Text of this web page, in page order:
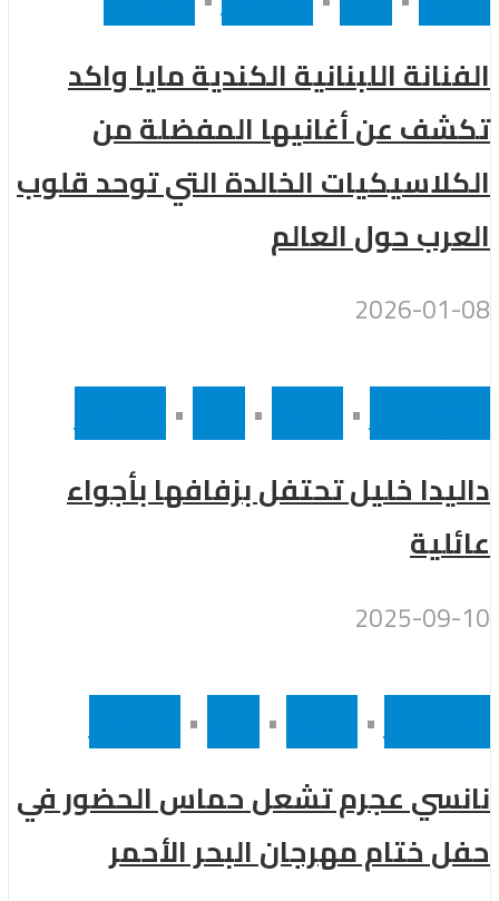
الفنانة اللبنانية الكندية مايا واكد
تكشف عن أغانيها المفضلة من
الكلاسيكيات الخالدة التي توحد قلوب
العرب حول العالم
2026-01-08
•
•
•
داليدا خليل تحتفل بزفافها بأجواء
عائلية
2025-09-10
•
•
•
نانسي عجرم تشعل حماس الحضور في
حفل ختام مهرجان البحر الأحمر